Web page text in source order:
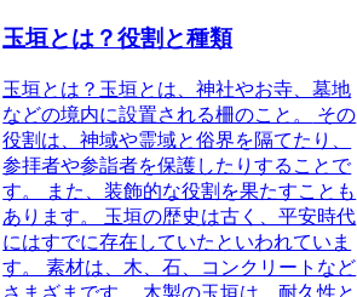
玉垣とは？役割と種類
玉垣とは？ 玉垣とは、神社やお寺、墓地
などの境内に設置される柵のこと。
その
役割は、神域や霊域と俗界を隔てたり、
参拝者や参詣者を保護したりすることで
す。 また、装飾的な役割を果たすことも
あります。 玉垣の歴史は古く、平安時代
にはすでに存在していたといわれていま
す。 素材は、木、石、コンクリートなど
さまざまです。 木製の玉垣は、耐久性と